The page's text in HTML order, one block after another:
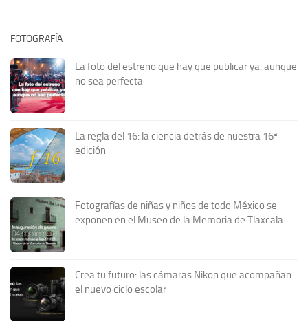
FOTOGRAFÍA
La foto del estreno que hay que publicar ya, aunque
no sea perfecta
La regla del 16: la ciencia detrás de nuestra 16ª
edición
Fotografías de niñas y niños de todo México se
exponen en el Museo de la Memoria de Tlaxcala
Crea tu futuro: las cámaras Nikon que acompañan
el nuevo ciclo escolar